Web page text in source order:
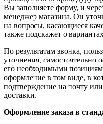
Вы заполняете форму, и
менеджер магазина. Он
на вопросы, касающиеся
также подскажет о
По результатам звонка,
уточнения, самостоятельно
его необходимыми
оформление в том виде, в
подтверждение на почту
доставки.
Оформление заказа в